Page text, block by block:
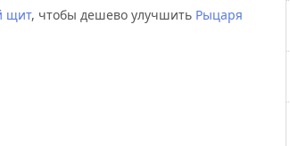
щит, чтобы дешево улучшить Рыцаря